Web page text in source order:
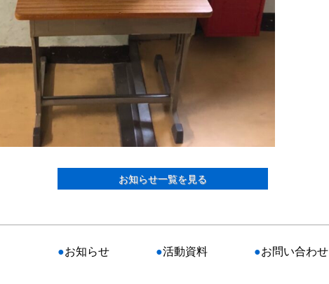
お知らせ一覧を見る
●お知らせ ●活動資料 ●お問い合わせ